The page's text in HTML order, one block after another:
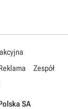
Zespół
SA